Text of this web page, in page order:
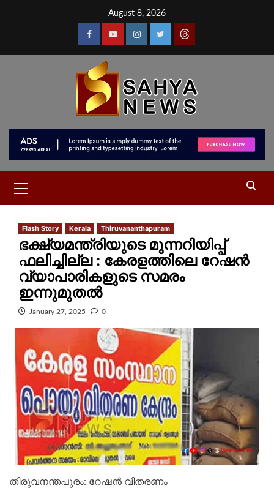
August 8, 2026
Flash Story Kerala Thiruvananthapuram
ഭക്ഷ്യമന്ത്രിയുടെ മുന്നറിയിപ്പ്
ഫലിച്ചില്ല : കേരളത്തിലെ റേഷൻ
വ്യാപാരികളുടെ സമരം
ഇന്നുമുതൽ
January 27, 2025 0
തിരുവനന്തപുരം: റേഷൻ വിതരണം